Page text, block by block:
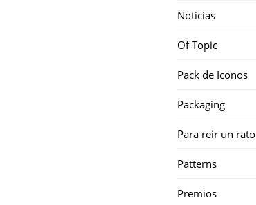
Noticias
Of Topic
Pack de Iconos
Packaging
Para reir un rato
Patterns
Premios